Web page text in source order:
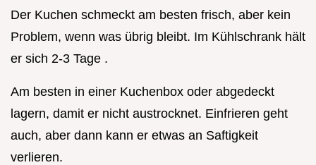
Der Kuchen schmeckt am besten frisch, aber kein
Problem, wenn was übrig bleibt. Im Kühlschrank hält
er sich 2-3 Tage .
Am besten in einer Kuchenbox oder abgedeckt
lagern, damit er nicht austrocknet. Einfrieren geht
auch, aber dann kann er etwas an Saftigkeit
verlieren.